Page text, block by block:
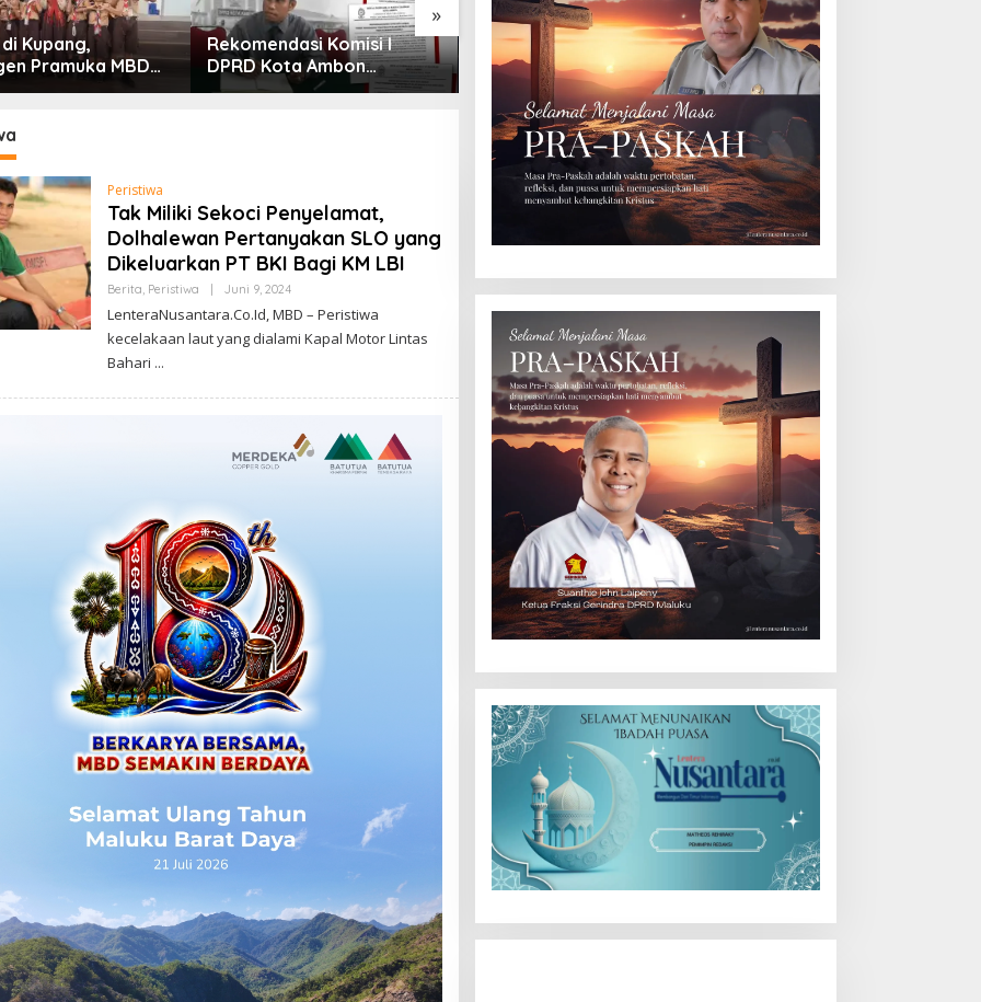
»
Kupang,
Pramuka MBD
XII 2026
Rekomendasi Komisi I
DPRD Kota Ambon
Diprotes Ahli Waris Jozias
PWI Maluku Minta Kapolda
Evaluasi Kapolresta Ambon
Atas Kriminaliasi Lutfi
Heluth, Said Sotta: Bila
Perlu Copot Kasatreskrim
Polresta Ambon
Polisi Tangkap Belasan
Terduga Pelaku Judi Dadu
di Dobo, Muncul Dugaan
Selisih Barang Bukti
Peristiwa
Tak Miliki Sekoci Penyelamat,
Dolhalewan Pertanyakan SLO yang
Dikeluarkan PT BKI Bagi KM LBI
Berita, Peristiwa Juni 9, 2024Oleh
Nusantara.Co.Id
LenteraNusantara.Co.Id, MBD – Peristiwa
kecelakaan laut yang dialami Kapal Motor Lintas
Bahari